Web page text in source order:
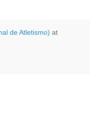
de Atletismo) at